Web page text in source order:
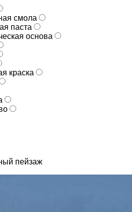
смола
паста
основа
краска
пейзаж